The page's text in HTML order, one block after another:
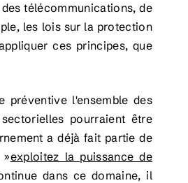
télécommunications, de
les lois sur la protection
ces principes, que
l'ensemble des
pourraient être
a déjà fait partie de
»exploitez la puissance de
dans ce domaine, il